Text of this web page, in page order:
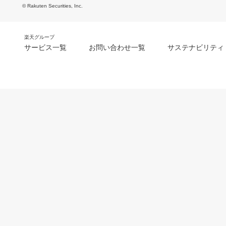
© Rakuten Securities, Inc.
楽天グループ
サービス一覧 お問い合わせ一覧 サステナビリティ